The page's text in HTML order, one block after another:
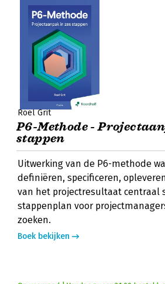
Roel Grit
P6-Methode -
stappen
Uitwerking van de P6-methode
definiëren, specificeren,
van het projectresultaat centraal
stappenplan voor
zoeken.
Boek bekijken